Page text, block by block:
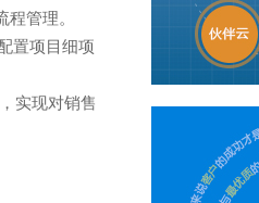
管理。
置项目细项
实现对销售